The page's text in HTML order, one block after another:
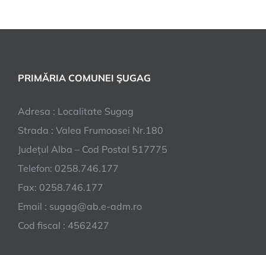
PRIMĂRIA COMUNEI ŞUGAG
Adresa : Localitate Sugag
Strada : Valea Frumoasei Nr.180
Județul Alba – Cod Postal 517775
Telefon: 0258.746.177
Fax: 0258.746.177
Email : sugag@ab.e-adm.ro
Cod fiscal : 4562427